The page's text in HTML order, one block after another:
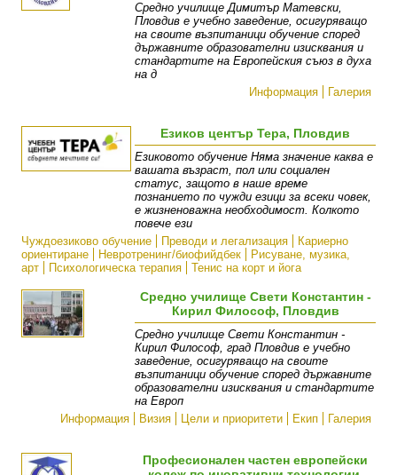
Средно училище Димитър Матевски,
Пловдив е учебно заведение, осигуряващо
на своите възпитаници обучение според
държавните образователни изисквания и
стандартите на Европейския съюз в духа
на д
Информация
Галерия
Езиков център Тера, Пловдив
Eзиковото обучение Няма значение каква е
вашата възраст, пол или социален
статус, защото в наше време
познанието по чужди езици за всеки човек,
е жизненоважна необходимост. Колкото
повече ези
Чуждоезиково обучение
Преводи и легализация
Кариерно
ориентиране
Невротренинг/биофийдбек
Рисуване, музика,
арт
Психологическа терапия Тенис на корт и йога
Средно училище Свети Константин -
Кирил Философ, Пловдив
Средно училище Свети Константин -
Кирил Философ, град Пловдив е учебно
заведение, осигуряващо на своите
възпитаници обучение според държавните
образователни изисквания и стандартите
на Европ
Информация
Визия Цели и приоритети Екип Галерия
Професионален частен европейски